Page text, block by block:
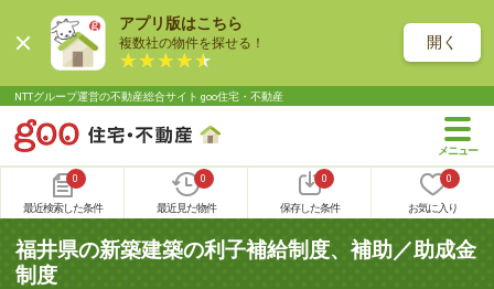
アプリ版はこちら
複数社の物件を探せる！ 開く
NTTグループ運営の不動産総合サイト goo住宅・不動産
0
最近検索した条件
0
最近見た物件
0
保存した条件
0
お気に入り
福井県の新築建築の利子補給制度、補助／助成金
制度